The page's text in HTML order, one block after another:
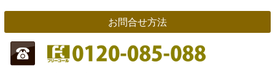
お問合せ方法